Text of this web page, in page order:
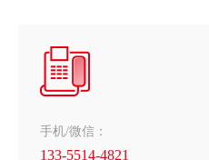
手机/微信：
133-5514-4821